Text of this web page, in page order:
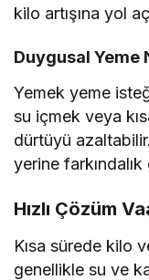
kilo artışına yol
Duygusal Yeme
Yemek yeme
su içmek veya
dürtüyü
yerine
Hızlı Çözüm
Kısa sürede kilo
genellikle su ve